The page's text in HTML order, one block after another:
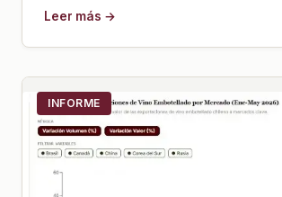
Leer más →
INFORME